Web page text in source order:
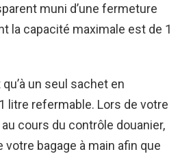
muni d’une fermeture
la capacité maximale est de 1
un seul sachet en
litre refermable. Lors de votre
cours du contrôle douanier,
bagage à main afin que